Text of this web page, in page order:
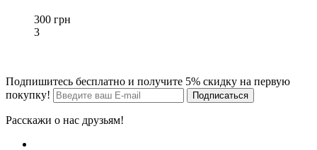
300 грн
3
Подпишитесь бесплатно и получите 5% скидку на первую
покупку!
Расскажи о нас друзьям!